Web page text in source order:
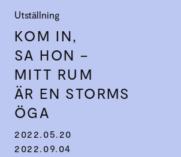
Utställning
KOM IN,
SA HON –
MITT RUM
ÄR EN STORMS
ÖGA
2022.05.20
2022.09.04